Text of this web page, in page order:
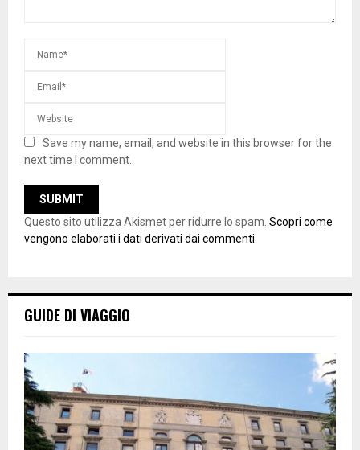
Save my name, email, and website in this browser for the
next time I comment.
Questo sito utilizza Akismet per ridurre lo spam. Scopri come
vengono elaborati i dati derivati dai commenti
GUIDE DI VIAGGIO